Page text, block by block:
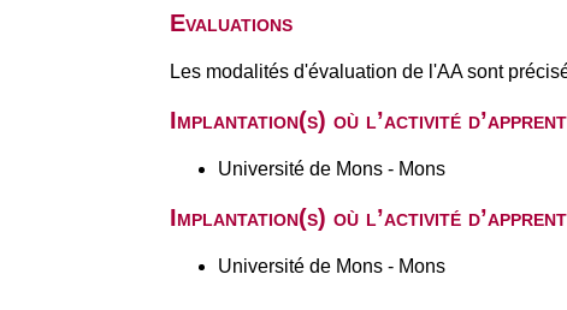
Evaluations
Les modalités d'évaluation de l'AA sont
Implantation(s) où l’activité
Université de Mons - Mons
Implantation(s) où l’activité
Université de Mons - Mons